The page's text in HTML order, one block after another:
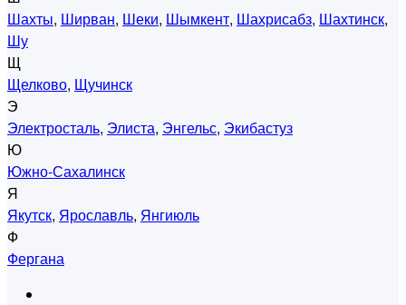
Шахты, Ширван, Шеки, Шымкент, Шахрисабз, Шахтинск,
Шу
Щ
Щелково, Щучинск
Э
Электросталь, Элиста, Энгельс, Экибастуз
Ю
Южно-Сахалинск
Я
Якутск, Ярославль, Янгиюль
Ф
Фергана